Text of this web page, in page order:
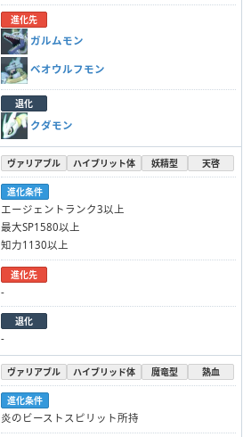
進化先
ガルムモン
ベオウルフモン
退化
クダモン
ヴァリアブル ハイブリット体 妖精型 天啓
進化条件
エージェントランク3以上
最大SP1580以上
知力1130以上
進化先
-
退化
-
ヴァリアブル ハイブリッド体 魔竜型 熱血
進化条件
炎のビーストスピリット所持